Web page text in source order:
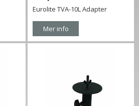
Eurolite TVA-10L Adapter
Mer info